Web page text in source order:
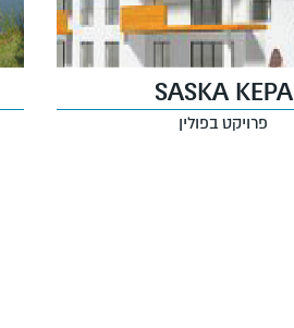
SASKA KEPA
פרויקט בפולין